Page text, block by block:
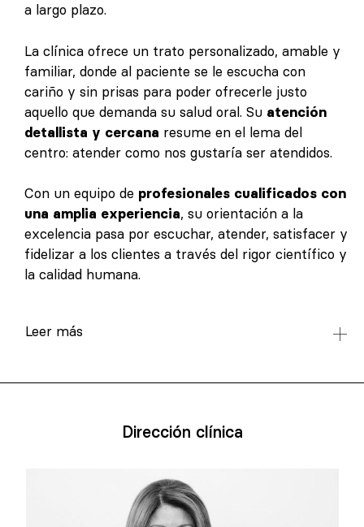
a largo plazo.
La clínica ofrece un trato personalizado, amable y
familiar, donde al paciente se le escucha con
cariño y sin prisas para poder ofrecerle justo
aquello que demanda su salud oral. Su atención
detallista y cercana resume en el lema del
centro: atender como nos gustaría ser atendidos.
Con un equipo de profesionales cualificados con
una amplia experiencia, su orientación a la
excelencia pasa por escuchar, atender, satisfacer y
fidelizar a los clientes a través del rigor científico y
la calidad humana.
Leer más
Dirección clínica